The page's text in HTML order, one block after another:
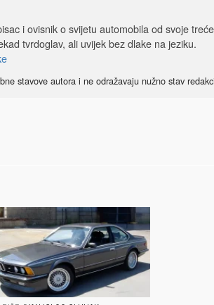
i ovisnik o svijetu automobila od svoje
tvrdoglav, ali uvijek bez dlake na jeziku.
stavove autora i ne odražavaju nužno stav